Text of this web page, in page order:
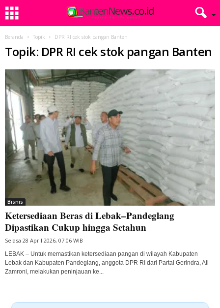
Beranda Topik DPR RI cek stok pangan Banten
Topik: DPR RI cek stok pangan Banten
Bisnis
Ketersediaan Beras di Lebak–Pandeglang
Dipastikan Cukup hingga Setahun
Selasa 28 April 2026, 07:06 WIB
LEBAK – Untuk memastikan ketersediaan pangan di wilayah Kabupaten
Lebak dan Kabupaten Pandeglang, anggota DPR RI dari Partai Gerindra, Ali
Zamroni, melakukan peninjauan ke...